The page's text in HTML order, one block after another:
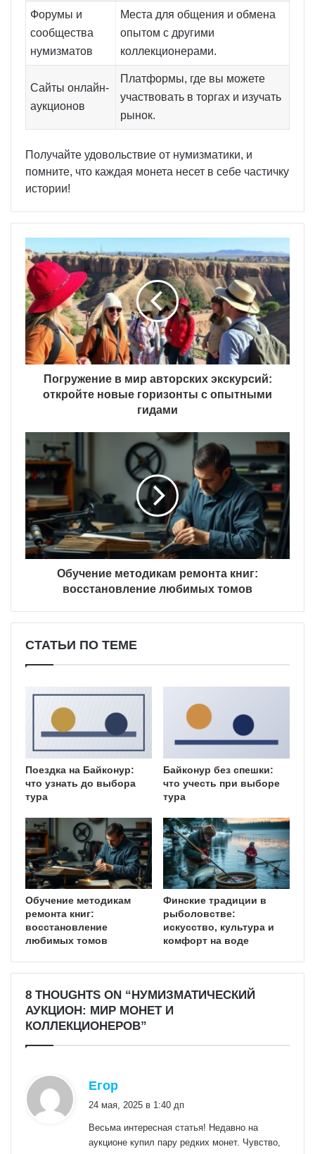
Форумы и
сообщества
нумизматов
Места для общения и обмена
опытом с другими
коллекционерами.
Сайты онлайн-
аукционов
Платформы, где вы можете
участвовать в торгах и изучать
рынок.
Получайте удовольствие от нумизматики, и
помните, что каждая монета несет в себе частичку
истории!
Погружение в мир авторских экскурсий:
откройте новые горизонты с опытными
гидами
Обучение методикам ремонта книг:
восстановление любимых томов
СТАТЬИ ПО ТЕМЕ
Поездка на Байконур:
что узнать до выбора
тура
Байконур без спешки:
что учесть при выборе
тура
Обучение методикам
ремонта книг:
восстановление
любимых томов
Финские традиции в
рыболовстве:
искусство, культура и
комфорт на воде
8 THOUGHTS ON “НУМИЗМАТИЧЕСКИЙ
АУКЦИОН: МИР МОНЕТ И
КОЛЛЕКЦИОНЕРОВ”
Егор
24 мая, 2025 в 1:40 дп
Весьма интересная статья! Недавно на
аукционе купил пару редких монет. Чувство,